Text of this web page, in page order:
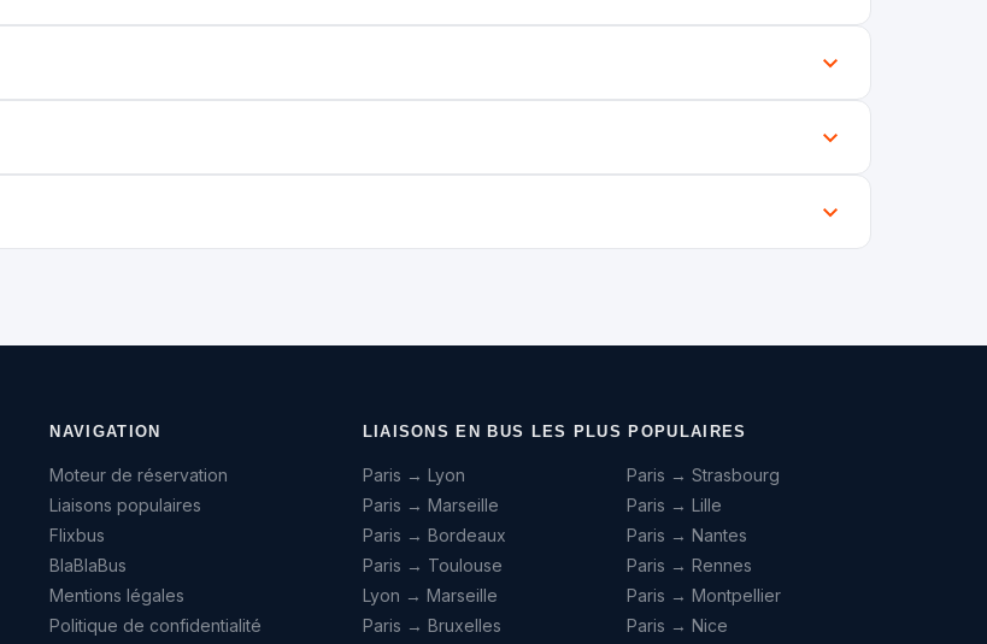
NAVIGATION
Moteur de réservation
Liaisons populaires
Flixbus
BlaBlaBus
Mentions légales
Politique de confidentialité
LIAISONS EN BUS LES PLUS POPULAIRES
Paris → Lyon
Paris → Marseille
Paris → Bordeaux
Paris → Toulouse
Lyon → Marseille
Paris → Bruxelles
Paris → Strasbourg
Paris → Lille
Paris → Nantes
Paris → Rennes
Paris → Montpellier
Paris → Nice